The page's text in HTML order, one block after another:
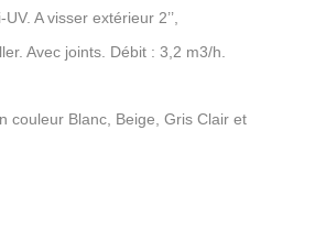
A visser extérieur 2’’,
Avec joints. Débit : 3,2 m3/h.
couleur Blanc, Beige, Gris Clair et